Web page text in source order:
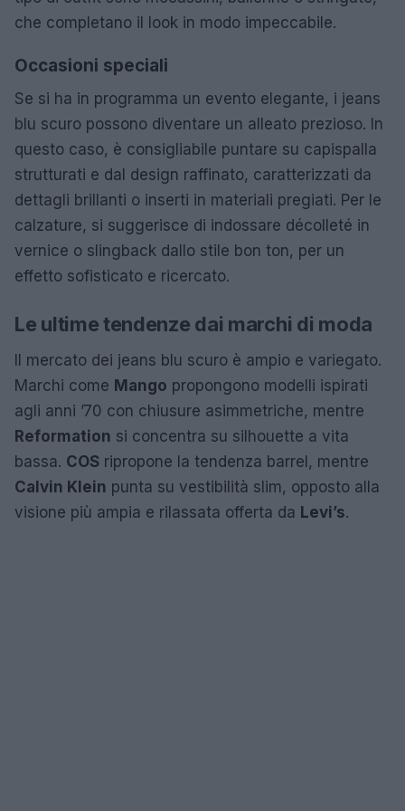
che completano il look in modo impeccabile.
Occasioni speciali
Se si ha in programma un evento elegante, i jeans
blu scuro possono diventare un alleato prezioso. In
questo caso, è consigliabile puntare su capispalla
strutturati e dal design raffinato, caratterizzati da
dettagli brillanti o inserti in materiali pregiati. Per le
calzature, si suggerisce di indossare décolleté in
vernice o slingback dallo stile bon ton, per un
effetto sofisticato e ricercato.
Le ultime tendenze dai marchi di moda
Il mercato dei jeans blu scuro è ampio e variegato.
Marchi come Mango propongono modelli ispirati
agli anni ’70 con chiusure asimmetriche, mentre
Reformation si concentra su silhouette a vita
bassa. COS ripropone la tendenza barrel, mentre
Calvin Klein punta su vestibilità slim, opposto alla
visione più ampia e rilassata offerta da Levi’s.